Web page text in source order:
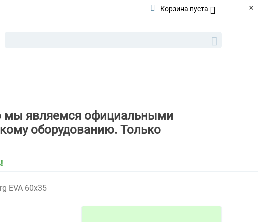
Корзина пуста
мы являемся официальными
оборудованию. Только
EVA 60х35
×